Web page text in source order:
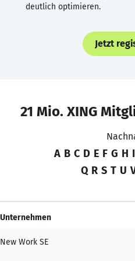
deutlich optimieren.
Jetzt
21 Mio. XING
A B C D E F G H I
Q R S T U
Unternehmen
New Work SE